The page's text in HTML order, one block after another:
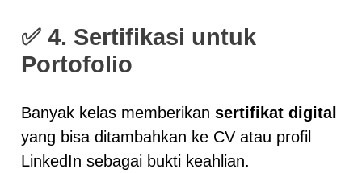
✅ 4. Sertifikasi untuk
Portofolio
Banyak kelas memberikan sertifikat digital
yang bisa ditambahkan ke CV atau profil
LinkedIn sebagai bukti keahlian.